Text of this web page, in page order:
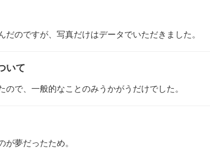
のですが、写真だけはデータでいただきました。
いて
で、一般的なことのみうかがうだけでした。
夢だったため。